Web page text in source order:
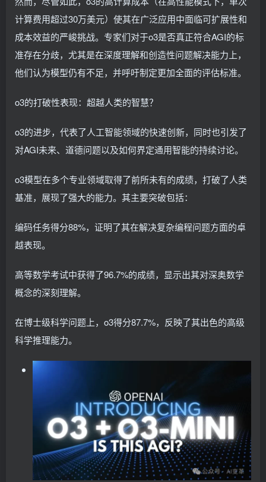
计算费用超过30万美元）使其在广泛应用中面临可扩展性和
成本效益的严峻挑战。专家们对于o3是否真正符合AGI的标
准存在分歧，尤其是在深度理解和创造性问题解决能力上，
他们认为模型仍有不足，并呼吁制定更加全面的评估标准。
o3的打破性表现：超越人类的智慧？
o3的进步，代表了人工智能领域的快速创新，同时也引发了
对AGI未来、道德问题以及如何界定通用智能的持续讨论。
o3模型在多个专业领域取得了前所未有的成绩，打破了人类
基准，展现了强大的能力。其主要突破包括：
编码任务得分88%，证明了其在解决复杂编程问题方面的卓
越表现。
高等数学考试中获得了96.7%的成绩，显示出其对深奥数学
概念的深刻理解。
在博士级科学问题上，o3得分87.7%，反映了其出色的高级
科学推理能力。